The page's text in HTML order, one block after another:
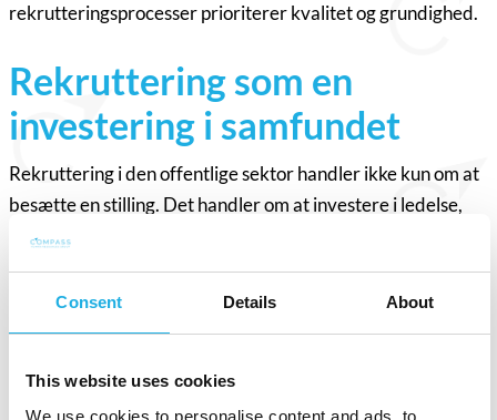
Consent Details About
This website uses cookies
We use cookies to personalise content and ads, to
rekrutteringsprocesser prioriterer kvalitet og grundighed.
Rekruttering som en
investering i samfundet
Rekruttering i den offentlige sektor handler ikke kun om at
besætte en stilling. Det handler om at investere i ledelse,
der sikrer, at samfundet fungerer effektivt – både i dag og i
fremtiden. Som Maria Lahne opsummerer:“Det tager tid,
viden og analyse, men det er absolut det hele værd.”